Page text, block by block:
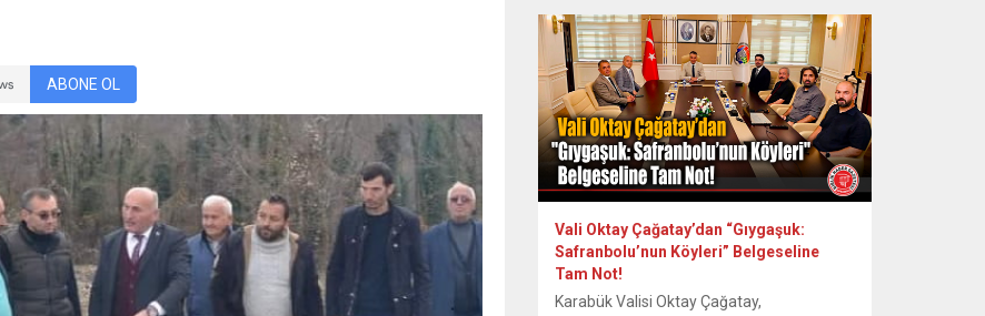
ABONE OL
Vali Oktay Çağatay’dan “Gıygaşuk:
Safranbolu’nun Köyleri” Belgeseline
Tam Not!
Karabük Valisi Oktay Çağatay,